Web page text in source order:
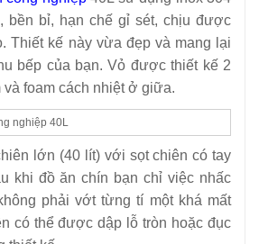
bền bỉ, hạn chế gỉ sét, chịu được
Thiết kế này vừa đẹp và mang lại
bếp của bạn. Vỏ được thiết kế 2
và foam cách nhiệt ở giữa.
lớn (40 lít) với sọt chiên có tay
khi đồ ăn chín bạn chỉ việc nhấc
phải vớt từng tí một khá mất
có thể được dập lỗ tròn hoặc đục